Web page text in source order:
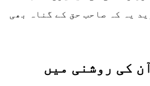
یہ کہ صاحب حق کے گناہ بھی
کی روشنی میں